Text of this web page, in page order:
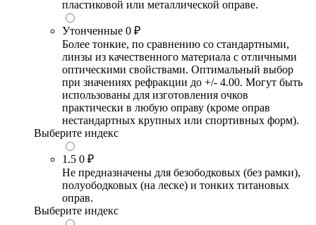
пластиковой или металлической оправе.
Утонченные 0 ₽
Более тонкие, по сравнению со стандартными,
линзы из качественного материала с отличными
оптическими свойствами. Оптимальный выбор
при значениях рефракции до +/- 4.00. Могут быть
использованы для изготовления очков
практически в любую оправу (кроме оправ
нестандартных крупных или спортивных форм).
Выберите индекс
1.5 0 ₽
Не предназначены для безободковых (без рамки),
полуободковых (на леске) и тонких титановых
оправ.
Выберите индекс